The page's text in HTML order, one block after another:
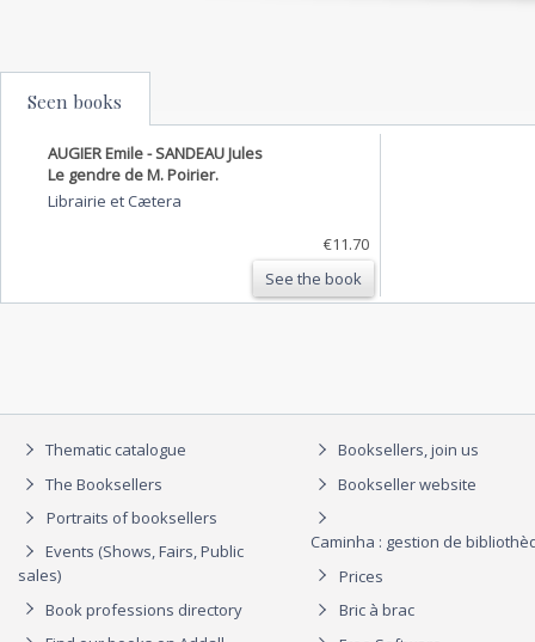
Seen books
AUGIER Emile - SANDEAU Jules
Le gendre de M. Poirier.
Librairie et Cætera
€11.70
See the book
Thematic catalogue
The Booksellers
Portraits of booksellers
Events (Shows, Fairs, Public
sales)
Book professions directory
Booksellers, join us
Bookseller website
Caminha : gestion de
Prices
Bric à brac